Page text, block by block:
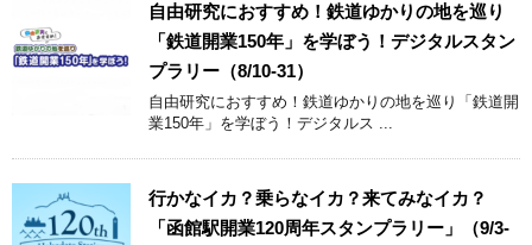
自由研究におすすめ！鉄道ゆかりの地を巡り
「鉄道開業150年」を学ぼう！デジタルスタン
プラリー（8/10-31）
自由研究におすすめ！鉄道ゆかりの地を巡り「鉄道開
業150年」を学ぼう！デジタルス ...
行かなイカ？乗らなイカ？来てみなイカ？
「函館駅開業120周年スタンプラリー」（9/3-